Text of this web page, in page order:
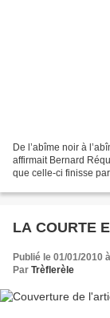
De l’abîme noir à
affirmait Bernard
que celle-ci finisse
LA COURTE
Publié le 01/01/2010
Par Trèflerèle